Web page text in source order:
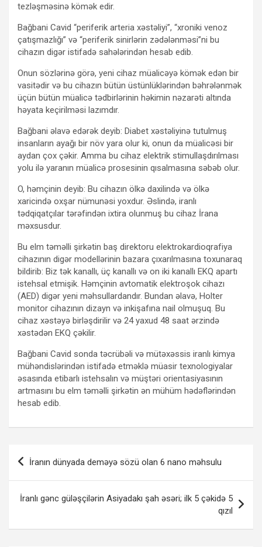
tezləşməsinə kömək edir.
Bağbani Cavid “periferik arteria xəstəliyi”, “xroniki venoz
çatışmazlığı” və “periferik sinirlərin zədələnməsi”ni bu
cihazın digər istifadə sahələrindən hesab edib.
Onun sözlərinə görə, yeni cihaz müalicəyə kömək edən bir
vasitədir və bu cihazın bütün üstünlüklərindən bəhrələnmək
üçün bütün müalicə tədbirlərinin həkimin nəzarəti altında
həyata keçirilməsi lazımdır.
Bağbani əlavə edərək deyib: Diabet xəstəliyinə tutulmuş
insanların ayağı bir növ yara olur ki, onun da müalicəsi bir
aydan çox çəkir. Amma bu cihaz elektrik stimullaşdırılması
yolu ilə yaranın müalicə prosesinin qısalmasına səbəb olur.
O, həmçinin deyib: Bu cihazın ölkə daxilində və ölkə
xaricində oxşar nümunəsi yoxdur. Əslində, iranlı
tədqiqatçılar tərəfindən ixtira olunmuş bu cihaz İrana
məxsusdur.
Bu elm təməlli şirkətin baş direktoru elektrokardioqrafiya
cihazının digər modellərinin bazara çıxarılmasına toxunaraq
bildirib: Biz tək kanallı, üç kanallı və on iki kanallı EKQ apartı
istehsal etmişik. Həmçinin avtomatik elektroşok cihazı
(AED) digər yeni məhsullardandır. Bundan əlavə, Holter
monitor cihazının dizayn və inkişafına nail olmuşuq. Bu
cihaz xəstəyə birləşdirilir və 24 yaxud 48 saat ərzində
xəstədən EKQ çəkilir.
Bağbani Cavid sonda təcrübəli və mütəxəssis iranlı kimya
mühəndislərindən istifadə etməklə müasir texnologiyalar
əsasında etibarlı istehsalın və müştəri orientasiyasının
artmasını bu elm təməlli şirkətin ən mühüm hədəflərindən
hesab edib.
Yazı
naviqasiyası
İranın dünyada deməyə sözü olan 6 nano məhsulu
İranlı gənc güləşçilərin Asiyadakı şah əsəri; ilk 5 çəkidə 5
qızıl